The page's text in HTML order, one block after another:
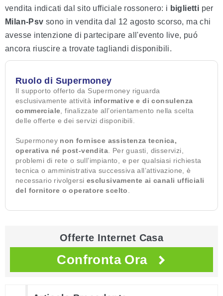
vendita indicati dal sito ufficiale rossonero: i biglietti per
Milan-Psv sono in vendita dal 12 agosto scorso, ma chi
avesse intenzione di partecipare all'evento live, puó
ancora riuscire a trovate tagliandi disponibili.
Ruolo di Supermoney
Il supporto offerto da Supermoney riguarda
esclusivamente attività informative e di consulenza
commerciale , finalizzate all’orientamento nella scelta
delle offerte e dei servizi disponibili.
Supermoney non fornisce assistenza tecnica,
operativa né post-vendita . Per guasti, disservizi,
problemi di rete o sull’impianto, e per qualsiasi richiesta
tecnica o amministrativa successiva all’attivazione, è
necessario rivolgersi esclusivamente ai canali ufficiali
del fornitore o operatore scelto
Offerte Internet Casa
Confronta Ora